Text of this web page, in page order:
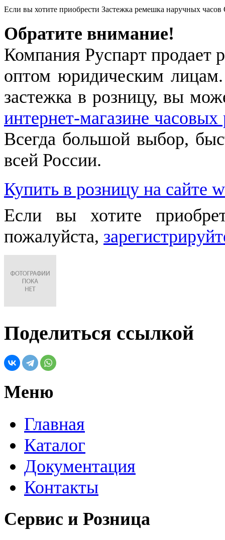
Если вы хотите приобрести Застежка ремешка наручных
Обратите внимание!
Компания Руспарт продает
оптом юридическим
застежка в розницу, вы
интернет-магазине
Всегда большой выбор,
всей России.
Купить в розницу на сайте
Если вы хотите
пожалуйста,
Поделиться ссылкой
Меню
Главная
Каталог
Документация
Контакты
Сервис и Розница